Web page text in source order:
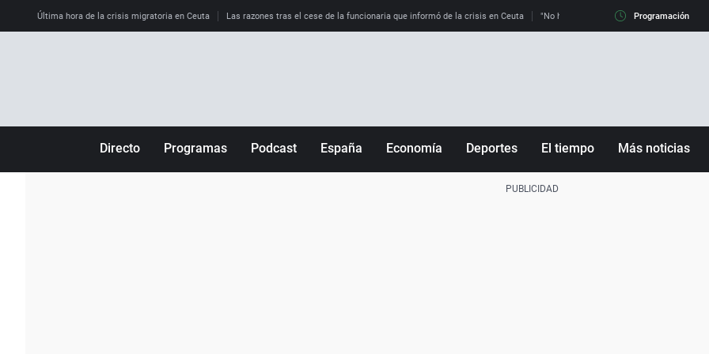
Última hora de la crisis migratoria en Ceuta Las razones tras el cese de la funcionaria que informó de la crisis en Ceuta "No hay mafias, que no nos engañen":
Programación
Directo Programas Podcast España Economía Deportes El tiempo Más noticias